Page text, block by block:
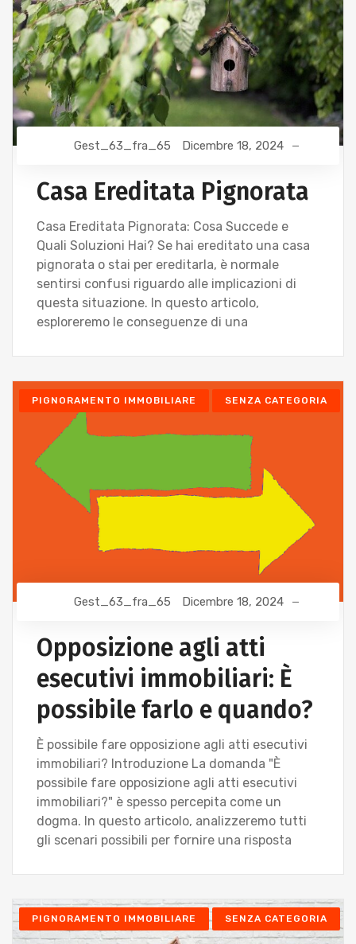
Gest_63_fra_65 Dicembre 18, 2024
Casa Ereditata Pignorata
Casa Ereditata Pignorata: Cosa Succede e
Quali Soluzioni Hai? Se hai ereditato una casa
pignorata o stai per ereditarla, è normale
sentirsi confusi riguardo alle implicazioni di
questa situazione. In questo articolo,
esploreremo le conseguenze di una
PIGNORAMENTO IMMOBILIARE SENZA CATEGORIA
Gest_63_fra_65 Dicembre 18, 2024
Opposizione agli atti
esecutivi immobiliari: È
possibile farlo e quando?
È possibile fare opposizione agli atti esecutivi
immobiliari? Introduzione La domanda "È
possibile fare opposizione agli atti esecutivi
immobiliari?" è spesso percepita come un
dogma. In questo articolo, analizzeremo tutti
gli scenari possibili per fornire una risposta
PIGNORAMENTO IMMOBILIARE SENZA CATEGORIA